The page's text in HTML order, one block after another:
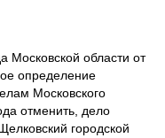
Московской области от
определение
Московского
отменить, дело
городской